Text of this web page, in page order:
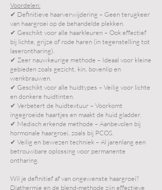
Voordelen:
✔ Definitieve haarverwijdering – Geen terugkeer
van haargroei op de behandelde plekken.
✔ Geschikt voor alle haarkleuren – Ook effectief
bij lichte, grijze of rode haren (in tegenstelling tot
laserontharing).
✔ Zeer nauwkeurige methode – Ideaal voor kleine
gebieden zoals gezicht, kin, bovenlip en
wenkbrauwen.
✔ Geschikt voor alle huidtypes – Veilig voor lichte
en donkere huidtinten.
✔ Verbetert de huidtextuur – Voorkomt
ingegroeide haartjes en maakt de huid gladder.
✔ Medisch erkende methode – Aanbevolen bij
hormonale haargroei, zoals bij PCOS.
✔ Veilig en bewezen techniek – Al jarenlang een
betrouwbare oplossing voor permanente
ontharing.
Wil je definitief af van ongewenste haargroei?
Diathermie en de blend-methode zijn effectieve